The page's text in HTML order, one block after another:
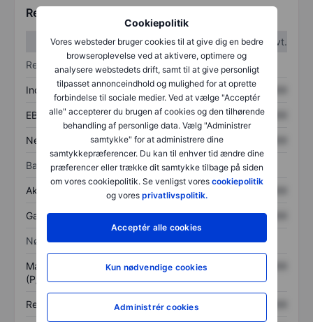
Cookiepolitik
Vores websteder bruger cookies til at give dig en bedre
browseroplevelse ved at aktivere, optimere og
analysere webstedets drift, samt til at give personligt
tilpasset annonceindhold og mulighed for at oprette
forbindelse til sociale medier. Ved at vælge "Acceptér
alle" accepterer du brugen af cookies og den tilhørende
behandling af personlige data. Vælg "Administrer
samtykke" for at administrere dine
samtykkepræferencer. Du kan til enhver tid ændre dine
præferencer eller trække dit samtykke tilbage på siden
om vores cookiepolitik. Se venligst vores cookiepolitik
og vores privatlivspolitik.
Acceptér alle cookies
Kun nødvendige cookies
Administrér cookies
Regnskabstal
1. kvt.
2. kvt.
Resultatopgørelse
Indtægter XXXXXXX XXXXXXX
EBITDA XXXXXXX XXXXXXX
Nettoresultat XXXXXXX
Balance
Aktiver i alt XXXXXXX
Gæld XXXXXXX XXXXXXX
Nøgletal
Markedsværdi/omsætning
(P/S)
XXXXXXX
Resultat pr. aktie (EPS) XXXXXXX